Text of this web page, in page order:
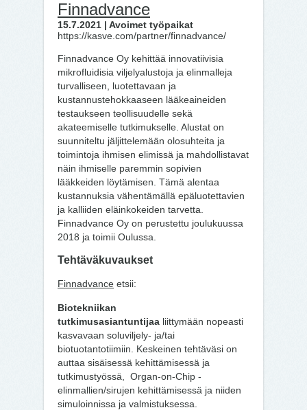
Finnadvance
15.7.2021 | Avoimet työpaikat
https://kasve.com/partner/finnadvance/
Finnadvance Oy kehittää innovatiivisia
mikrofluidisia viljelyalustoja ja elinmalleja
turvalliseen, luotettavaan ja
kustannustehokkaaseen lääkeaineiden
testaukseen teollisuudelle sekä
akateemiselle tutkimukselle. Alustat on
suunniteltu jäljittelemään olosuhteita ja
toimintoja ihmisen elimissä ja mahdollistavat
näin ihmiselle paremmin sopivien
lääkkeiden löytämisen. Tämä alentaa
kustannuksia vähentämällä epäluotettavien
ja kalliiden eläinkokeiden tarvetta.
Finnadvance Oy on perustettu joulukuussa
2018 ja toimii Oulussa.
Tehtäväkuvaukset
Finnadvance etsii:
Biotekniikan
tutkimusasiantuntijaa liittymään nopeasti
kasvavaan soluviljely- ja/tai
biotuotantotiimiin. Keskeinen tehtäväsi on
auttaa sisäisessä kehittämisessä ja
tutkimustyössä, Organ-on-Chip -
elinmallien/sirujen kehittämisessä ja niiden
simuloinnissa ja valmistuksessa.